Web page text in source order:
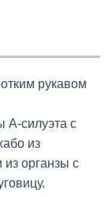
рукавом
А-силуэта с
из
органзы с